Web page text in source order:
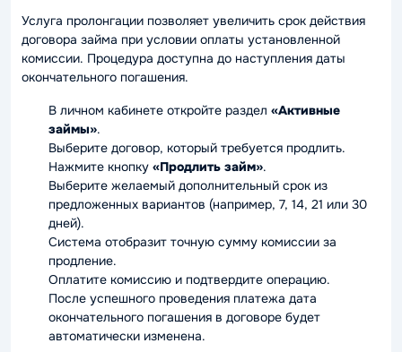
Услуга пролонгации позволяет увеличить срок действия
договора займа при условии оплаты установленной
комиссии. Процедура доступна до наступления даты
окончательного погашения.
В личном кабинете откройте раздел «Активные
займы».
Выберите договор, который требуется продлить.
Нажмите кнопку «Продлить займ».
Выберите желаемый дополнительный срок из
предложенных вариантов (например, 7, 14, 21 или 30
дней).
Система отобразит точную сумму комиссии за
продление.
Оплатите комиссию и подтвердите операцию.
После успешного проведения платежа дата
окончательного погашения в договоре будет
автоматически изменена.